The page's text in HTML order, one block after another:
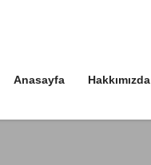
Anasayfa Hakkımızda